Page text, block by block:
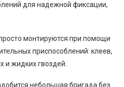
для надежной фиксации,
монтируются при помощи
приспособлений: клеев,
и жидких гвоздей.
небольшая бригада без